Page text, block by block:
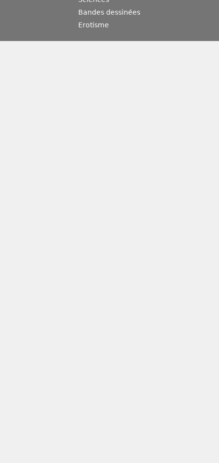
Bandes dessinées
Erotisme